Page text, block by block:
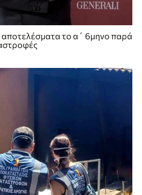
αποτελέσματα το α΄ 6μηνο παρά